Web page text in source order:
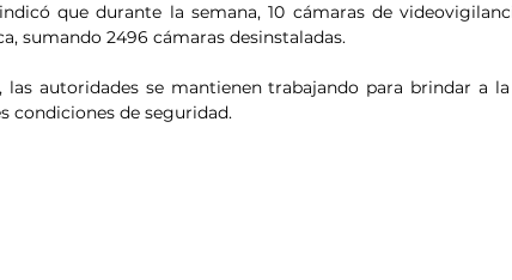
indicó que durante la semana, 10 cámaras de
sumando 2496 cámaras desinstaladas.
las autoridades se mantienen trabajando para brindar a
condiciones de seguridad.